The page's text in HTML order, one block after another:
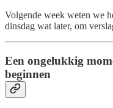
Volgende week weten we
dinsdag wat later, om
Een ongelukkig
beginnen